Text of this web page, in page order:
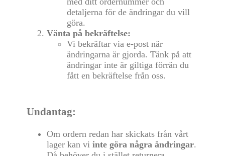
detaljerna för de ändringar du vill
göra.
Vänta på bekräftelse:
Vi bekräftar via e-post när
ändringarna är gjorda. Tänk på att
ändringar inte är giltiga förrän du
fått en bekräftelse från oss.
Undantag:
Om ordern redan har skickats från vårt
lager kan vi inte göra några ändringar.